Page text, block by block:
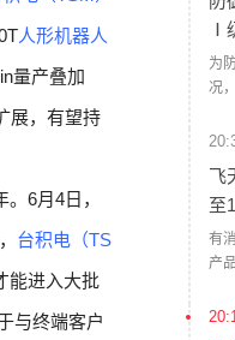
人形机器人
量产叠加
展，有望持
6月4日，
台积电（TS
能进入大批
与终端客户
边
门
供
Ⅰ
为
况
态
停
飞
至
有
产
自